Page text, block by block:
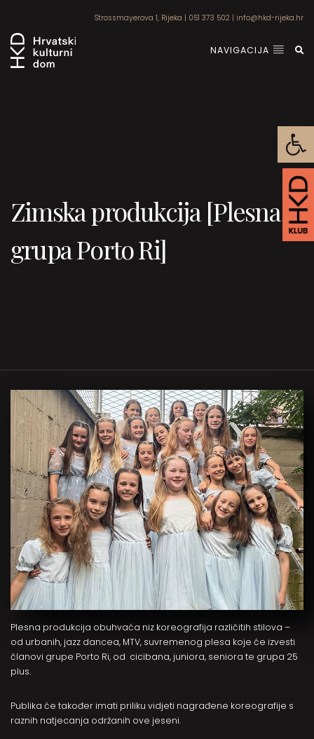
Strossmayerova 1, Rijeka | 051 373 502 | info@hkd-rijeka.hr
NAVIGACIJA
Zimska produkcija [Plesna
grupa Porto Ri]
Plesna produkcija obuhvaća niz koreografija različitih stilova –
od urbanih, jazz dancea, MTV, suvremenog plesa koje će izvesti
članovi grupe Porto Ri, od cicibana, juniora, seniora te grupa 25
plus.
Publika će također imati priliku vidjeti nagrađene koreografije s
raznih natjecanja održanih ove jeseni.